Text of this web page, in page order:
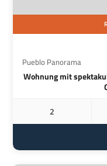
Pueblo Panorama
Wohnung mit
2